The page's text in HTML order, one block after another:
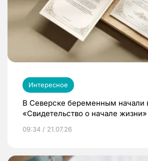
Интересное
В Северске беременным начали
«Свидетельство о начале жизни»
09:34 / 21.07.26